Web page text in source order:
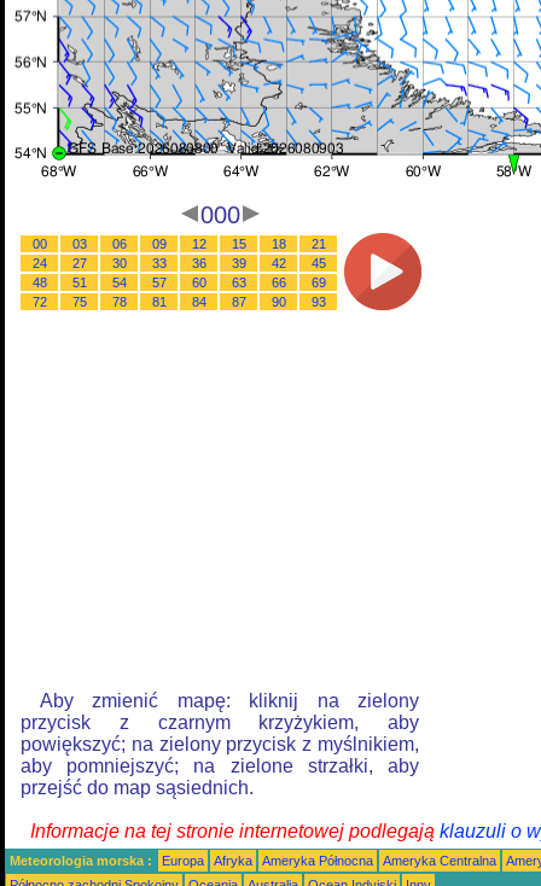
000
00 03 06 09 12 15 18
21
24
27 30 33 36 39 42
45
48
51 54 57 60 63 66
69
72
75 78 81 84 87 90 93
Aby zmienić mapę: kliknij na zielony
przycisk z czarnym krzyżykiem, aby
powiększyć; na zielony przycisk z myślnikiem,
aby pomniejszyć; na zielone strzałki, aby
przejść do map sąsiednich.
Informacje na tej stronie internetowej podlegają klauzuli o
Meteorologia morska : Europa Afryka Ameryka Północna Ameryka Centralna